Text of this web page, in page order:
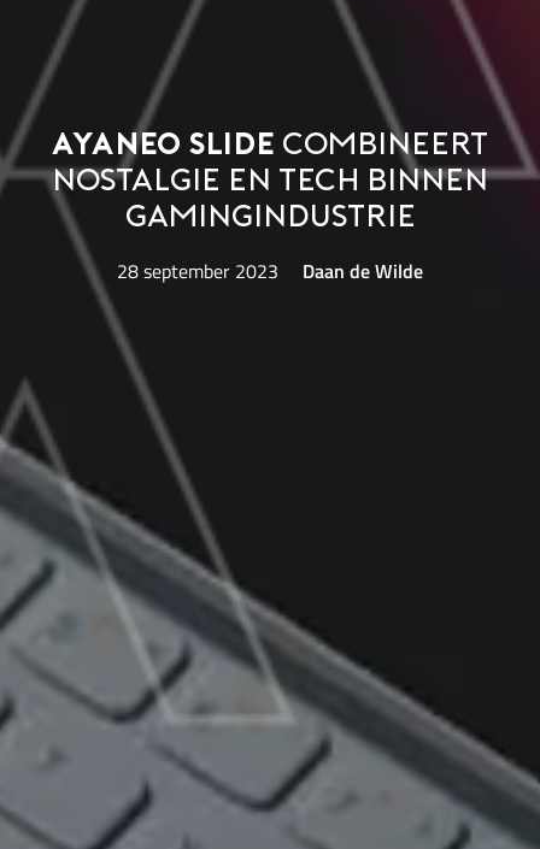
Ayaneo Slide combineert
nostalgie en tech binnen
gamingindustrie
28 september 2023 Daan de Wilde